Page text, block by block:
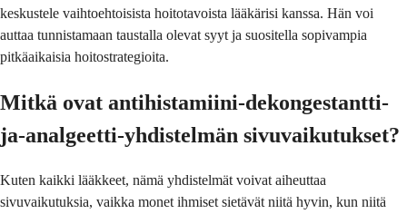
keskustele vaihtoehtoisista hoitotavoista lääkärisi kanssa. Hän voi
auttaa tunnistamaan taustalla olevat syyt ja suositella sopivampia
pitkäaikaisia hoitostrategioita.
Mitkä ovat antihistamiini-dekongestantti-
ja-analgeetti-yhdistelmän sivuvaikutukset?
Kuten kaikki lääkkeet, nämä yhdistelmät voivat aiheuttaa
sivuvaikutuksia, vaikka monet ihmiset sietävät niitä hyvin, kun niitä